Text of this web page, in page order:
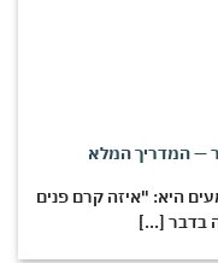
המלא
"איזה קרם פנים
[...]